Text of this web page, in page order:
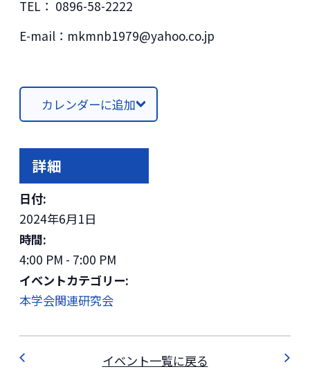
TEL： 0896-58-2222
E-mail：mkmnb1979@yahoo.co.jp
カレンダーに追加
詳細
日付:
2024年6月1日
時間:
4:00 PM - 7:00 PM
イベントカテゴリー:
本学会関連研究会
イベント一覧に戻る